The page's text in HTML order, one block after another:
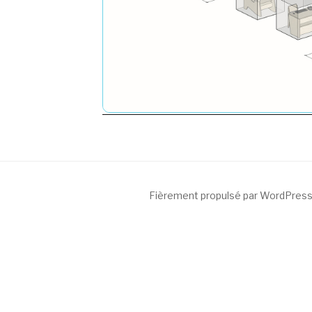
Fièrement propulsé par WordPress